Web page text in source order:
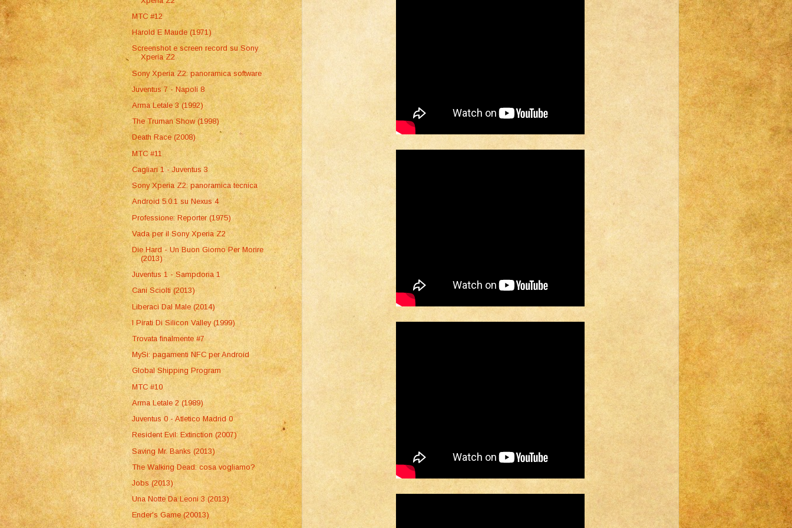
MTC #12
Harold E Maude (1971)
Screenshot e screen record su Sony
Xperia Z2
Sony Xperia Z2: panoramica software
Juventus 7 - Napoli 8
Arma Letale 3 (1992)
The Truman Show (1998)
Death Race (2008)
MTC #11
Cagliari 1 - Juventus 3
Sony Xperia Z2: panoramica tecnica
Android 5.0.1 su Nexus 4
Professione: Reporter (1975)
Vada per il Sony Xperia Z2
Die Hard - Un Buon Giorno Per Morire
(2013)
Juventus 1 - Sampdoria 1
Cani Sciolti (2013)
Liberaci Dal Male (2014)
I Pirati Di Silicon Valley (1999)
Trovata finalmente #7
MySi: pagamenti NFC per Android
Global Shipping Program
MTC #10
Arma Letale 2 (1989)
Juventus 0 - Atletico Madrid 0
Resident Evil: Extinction (2007)
Saving Mr. Banks (2013)
The Walking Dead: cosa vogliamo?
Jobs (2013)
Una Notte Da Leoni 3 (2013)
Ender's Game (20013)